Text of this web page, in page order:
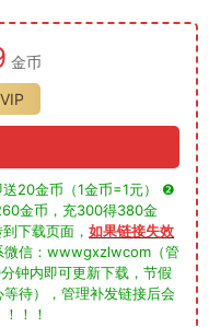
金币
20金币（1金币=1元） ❷
金币，充300得380金
下载页面， 如果链接失效
微信：wwwgxzlwcom（管
钟内即可更新下载，节假
待），管理补发链接后会
！！